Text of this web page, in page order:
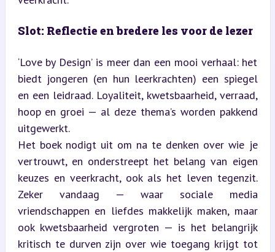
Slot: Reflectie en bredere les voor de lezer
‘Love by Design’ is meer dan een mooi verhaal: het
biedt jongeren (en hun leerkrachten) een spiegel
en een leidraad. Loyaliteit, kwetsbaarheid, verraad,
hoop en groei — al deze thema’s worden pakkend
uitgewerkt.
Het boek nodigt uit om na te denken over wie je
vertrouwt, en onderstreept het belang van eigen
keuzes en veerkracht, ook als het leven tegenzit.
Zeker vandaag — waar sociale media
vriendschappen en liefdes makkelijk maken, maar
ook kwetsbaarheid vergroten — is het belangrijk
kritisch te durven zijn over wie toegang krijgt tot